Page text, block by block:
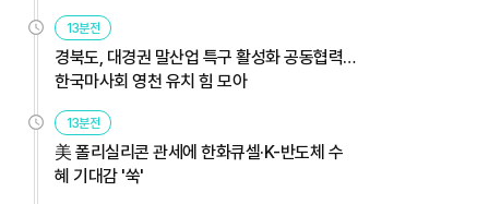
13분전
경북도, 대경권 말산업 특구 활성화 공동협력…
한국마사회 영천 유치 힘 모아
13분전
美 폴리실리콘 관세에 한화큐셀·K-반도체 수
혜 기대감 '쑥'